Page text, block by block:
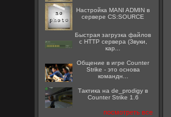
Настройка MANI ADMIN в
сервере CS:SOURCE
Быстрая загрузка файлов
с HTTP сервера (Звуки,
кар...
Общение в игре Counter
Strike - это основа
командн...
Тактика на de_prodigy в
Counter Strike 1.6
посмотреть все